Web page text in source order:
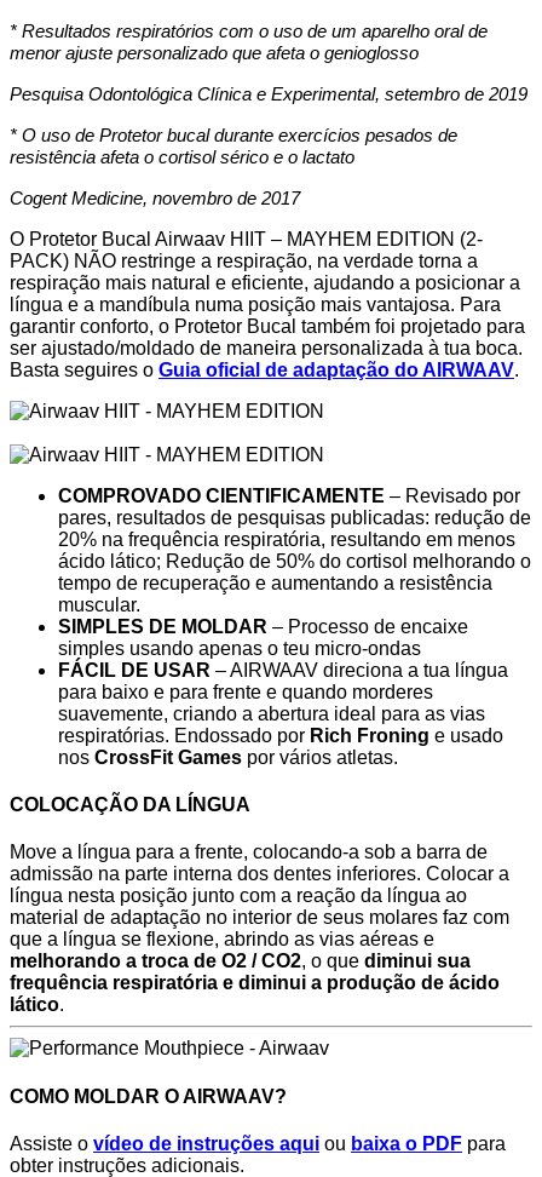
* Resultados respiratórios com o uso de um aparelho oral de
menor ajuste personalizado que afeta o genioglosso
Pesquisa Odontológica Clínica e Experimental, setembro de 2019
* O uso de Protetor bucal durante exercícios pesados de
resistência afeta o cortisol sérico e o lactato
Cogent Medicine, novembro de 2017
O Protetor Bucal Airwaav HIIT – MAYHEM EDITION (2-
PACK) NÃO restringe a respiração, na verdade torna a
respiração mais natural e eficiente, ajudando a posicionar a
língua e a mandíbula numa posição mais vantajosa. Para
garantir conforto, o Protetor Bucal também foi projetado para
ser ajustado/moldado de maneira personalizada à tua boca.
Basta seguires o Guia oficial de adaptação do AIRWAAV.
COMPROVADO CIENTIFICAMENTE – Revisado por
pares, resultados de pesquisas publicadas: redução de
20% na frequência respiratória, resultando em menos
ácido lático; Redução de 50% do cortisol melhorando o
tempo de recuperação e aumentando a resistência
muscular.
SIMPLES DE MOLDAR – Processo de encaixe
simples usando apenas o teu micro-ondas
FÁCIL DE USAR – AIRWAAV direciona a tua língua
para baixo e para frente e quando morderes
suavemente, criando a abertura ideal para as vias
respiratórias. Endossado por Rich Froning e usado
nos CrossFit Games por vários atletas.
COLOCAÇÃO DA LÍNGUA
Move a língua para a frente, colocando-a sob a barra de
admissão na parte interna dos dentes inferiores. Colocar a
língua nesta posição junto com a reação da língua ao
material de adaptação no interior de seus molares faz com
que a língua se flexione, abrindo as vias aéreas e
melhorando a troca de O2 / CO2, o que diminui sua
frequência respiratória e diminui a produção de ácido
lático.
COMO MOLDAR O AIRWAAV?
Assiste o vídeo de instruções aqui ou baixa o PDF para
obter instruções adicionais.